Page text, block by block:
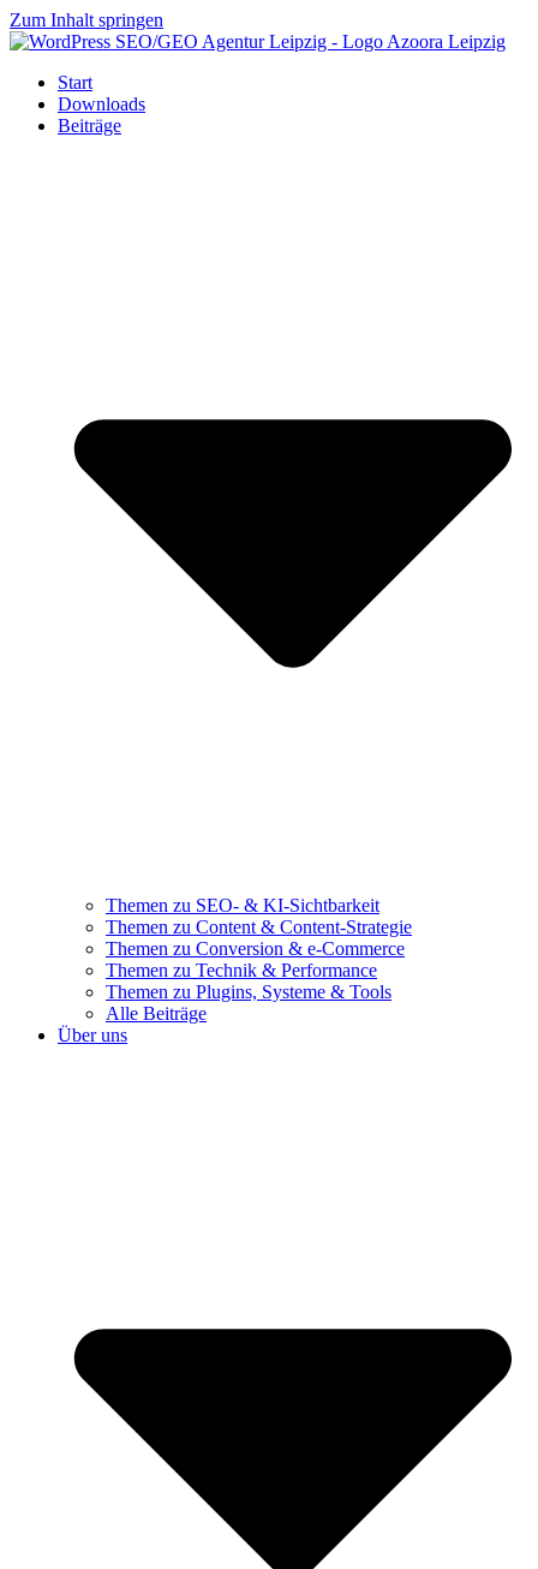
Zum Inhalt springen
Start
Downloads
Beiträge
Themen zu SEO- & KI-Sichtbarkeit
Themen zu Content & Content-Strategie
Themen zu Conversion & e-Commerce
Themen zu Technik & Performance
Themen zu Plugins, Systeme & Tools
Alle Beiträge
Über uns